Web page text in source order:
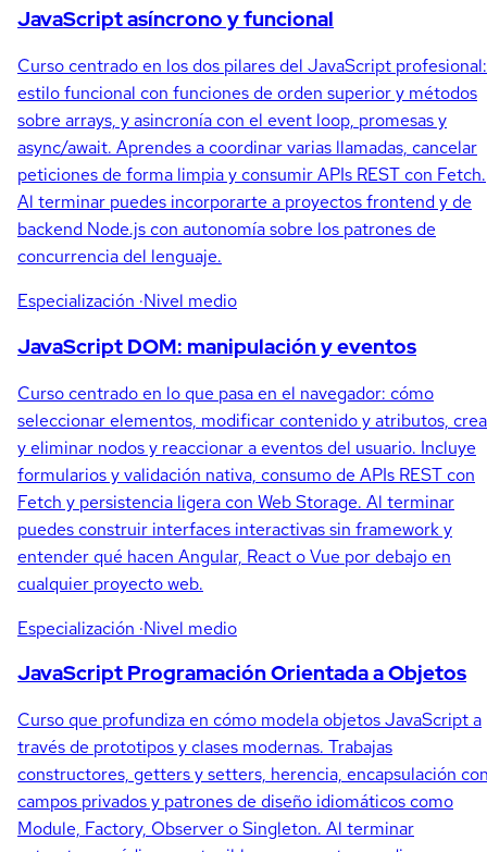
JavaScript asíncrono y funcional
Curso centrado en los dos pilares del JavaScript profesional:
estilo funcional con funciones de orden superior y métodos
sobre arrays, y asincronía con el event loop, promesas y
async/await. Aprendes a coordinar varias llamadas, cancelar
peticiones de forma limpia y consumir APIs REST con Fetch.
Al terminar puedes incorporarte a proyectos frontend y de
backend Node.js con autonomía sobre los patrones de
concurrencia del lenguaje.
Especialización ·Nivel medio
JavaScript DOM: manipulación y eventos
Curso centrado en lo que pasa en el navegador: cómo
seleccionar elementos, modificar contenido y atributos,
y eliminar nodos y reaccionar a eventos del usuario. Incluye
formularios y validación nativa, consumo de APIs REST con
Fetch y persistencia ligera con Web Storage. Al terminar
puedes construir interfaces interactivas sin framework y
entender qué hacen Angular, React o Vue por debajo en
cualquier proyecto web.
Especialización ·Nivel medio
JavaScript Programación Orientada a Objetos
Curso que profundiza en cómo modela objetos JavaScript a
través de prototipos y clases modernas. Trabajas
constructores, getters y setters, herencia, encapsulación
campos privados y patrones de diseño idiomáticos como
Module, Factory, Observer o Singleton. Al terminar